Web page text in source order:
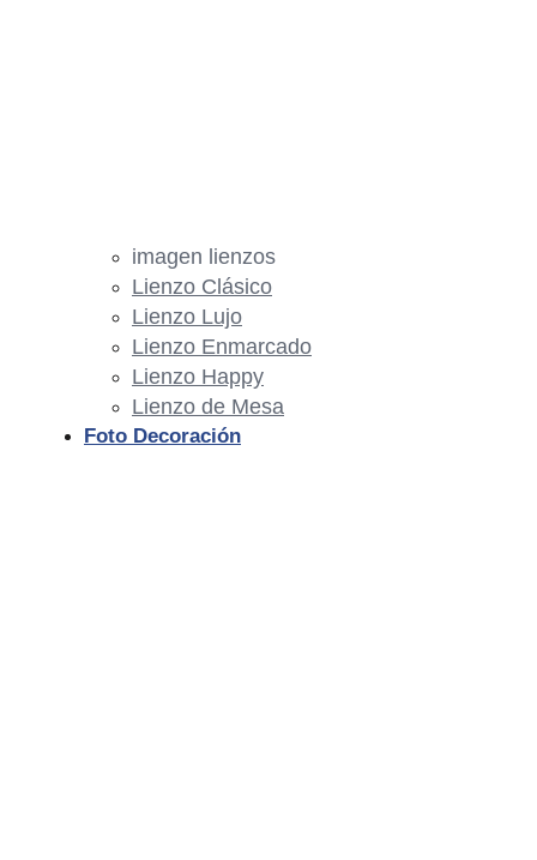
imagen lienzos
Lienzo Clásico
Lienzo Lujo
Lienzo Enmarcado
Lienzo Happy
Lienzo de Mesa
Foto Decoración